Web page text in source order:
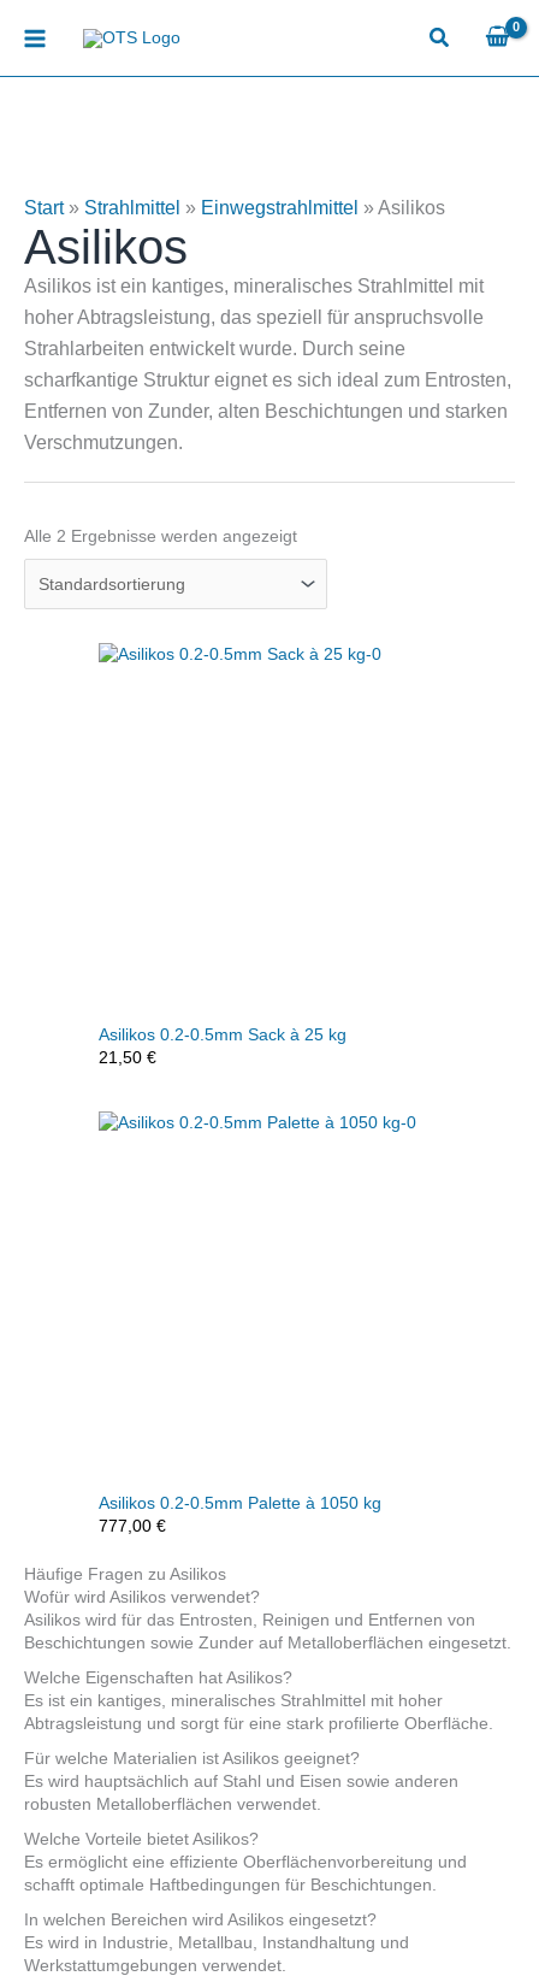
Inhalt
Start» Strahlmittel » Einwegstrahlmittel »Asilikos
Asilikos
Asilikos ist ein kantiges, mineralisches Strahlmittel mit
hoher Abtragsleistung, das speziell für anspruchsvolle
Strahlarbeiten entwickelt wurde. Durch seine
scharfkantige Struktur eignet es sich ideal zum Entrosten,
Entfernen von Zunder, alten Beschichtungen und starken
Verschmutzungen.
Alle 2 Ergebnisse werden angezeigt
Asilikos 0.2-0.5mm Sack à 25 kg
21,50 €
Asilikos 0.2-0.5mm Palette à 1050 kg
777,00 €
Häufige Fragen zu Asilikos
Wofür wird Asilikos verwendet?
Asilikos wird für das Entrosten, Reinigen und Entfernen von
Beschichtungen sowie Zunder auf Metalloberflächen eingesetzt.
Welche Eigenschaften hat Asilikos?
Es ist ein kantiges, mineralisches Strahlmittel mit hoher
Abtragsleistung und sorgt für eine stark profilierte Oberfläche.
Für welche Materialien ist Asilikos geeignet?
Es wird hauptsächlich auf Stahl und Eisen sowie anderen
robusten Metalloberflächen verwendet.
Welche Vorteile bietet Asilikos?
Es ermöglicht eine effiziente Oberflächenvorbereitung und
schafft optimale Haftbedingungen für Beschichtungen.
In welchen Bereichen wird Asilikos eingesetzt?
Es wird in Industrie, Metallbau, Instandhaltung und
Werkstattumgebungen verwendet.